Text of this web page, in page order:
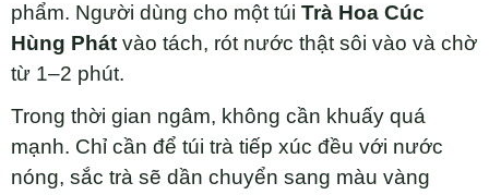
phẩm. Người dùng cho một túi Trà Hoa Cúc
Hùng Phát vào tách, rót nước thật sôi vào và chờ
từ 1–2 phút.
Trong thời gian ngâm, không cần khuấy quá
mạnh. Chỉ cần để túi trà tiếp xúc đều với nước
nóng, sắc trà sẽ dần chuyển sang màu vàng